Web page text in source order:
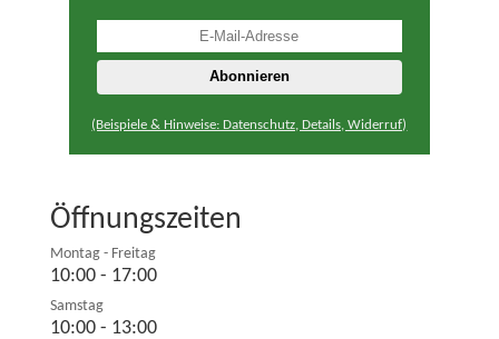
(Beispiele & Hinweise: Datenschutz, Details, Widerruf)
Öffnungszeiten
Montag - Freitag
10:00 - 17:00
Samstag
10:00 - 13:00